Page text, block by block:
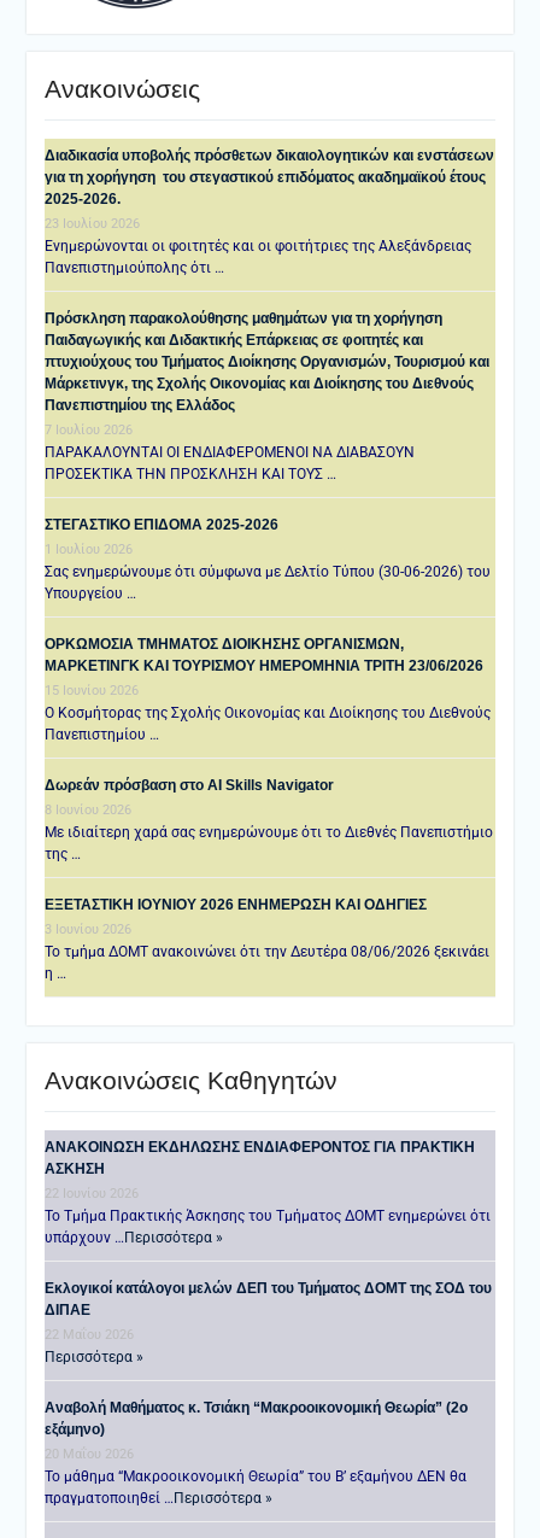
Ανακοινώσεις
Διαδικασία υποβολής πρόσθετων δικαιολογητικών και ενστάσεων
για τη χορήγηση του στεγαστικού επιδόματος ακαδημαϊκού έτους
2025-2026.
23 Ιουλίου 2026
Ενημερώνονται οι φοιτητές και οι φοιτήτριες της Αλεξάνδρειας
Πανεπιστημιούπολης ότι …
Πρόσκληση παρακολούθησης μαθημάτων για τη χορήγηση
Παιδαγωγικής και Διδακτικής Επάρκειας σε φοιτητές και
πτυχιούχους του Τμήματος Διοίκησης Οργανισμών, Τουρισμού και
Μάρκετινγκ, της Σχολής Οικονομίας και Διοίκησης του Διεθνούς
Πανεπιστημίου της Ελλάδος
7 Ιουλίου 2026
ΠΑΡΑΚΑΛΟΥΝΤΑΙ ΟΙ ΕΝΔΙΑΦΕΡΟΜΕΝΟΙ ΝΑ ΔΙΑΒΑΣΟΥΝ
ΠΡΟΣΕΚΤΙΚΑ ΤΗΝ ΠΡΟΣΚΛΗΣΗ ΚΑΙ ΤΟΥΣ …
ΣΤΕΓΑΣΤΙΚΟ ΕΠΙΔΟΜΑ 2025-2026
1 Ιουλίου 2026
Σας ενημερώνουμε ότι σύμφωνα με Δελτίο Τύπου (30-06-2026) του
Υπουργείου …
ΟΡΚΩΜΟΣΙΑ ΤΜΗΜΑΤΟΣ ΔΙΟΙΚΗΣΗΣ ΟΡΓΑΝΙΣΜΩΝ,
ΜΑΡΚΕΤΙΝΓΚ ΚΑΙ ΤΟΥΡΙΣΜΟΥ ΗΜΕΡΟΜΗΝΙΑ TΡΙΤΗ 23/06/2026
15 Ιουνίου 2026
Ο Κοσμήτορας της Σχολής Οικονομίας και Διοίκησης του Διεθνούς
Πανεπιστημίου …
Δωρεάν πρόσβαση στο AI Skills Navigator
8 Ιουνίου 2026
Με ιδιαίτερη χαρά σας ενημερώνουμε ότι το Διεθνές Πανεπιστήμιο
της …
ΕΞΕΤΑΣΤΙΚΗ IOYNIOY 2026 ΕΝΗΜΕΡΩΣΗ ΚΑΙ ΟΔΗΓΙΕΣ
3 Ιουνίου 2026
Το τμήμα ΔΟΜΤ ανακοινώνει ότι την Δευτέρα 08/06/2026 ξεκινάει
η …
Ανακοινώσεις Καθηγητών
ANAKOINΩΣΗ ΕΚΔΗΛΩΣΗΣ ΕΝΔΙΑΦΕΡΟΝΤΟΣ ΓΙΑ ΠΡΑΚΤΙΚΗ
ΑΣΚΗΣΗ
22 Ιουνίου 2026
Το Τμήμα Πρακτικής Άσκησης του Τμήματος ΔΟΜΤ ενημερώνει ότι
υπάρχουν …Περισσότερα »
Εκλογικοί κατάλογοι μελών ΔΕΠ του Τμήματος ΔΟΜΤ της ΣΟΔ του
ΔΙΠΑΕ
22 Μαΐου 2026
Περισσότερα »
Αναβολή Μαθήματος κ. Τσιάκη “Μακροοικονομική Θεωρία” (2ο
εξάμηνο)
20 Μαΐου 2026
Το μάθημα “Μακροοικονομική Θεωρία” του Β’ εξαμήνου ΔΕΝ θα
πραγματοποιηθεί …Περισσότερα »